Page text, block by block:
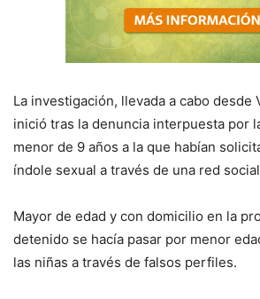
La investigación, llevada a cabo desde
inició tras la denuncia interpuesta por
menor de 9 años a la que habían
índole sexual a través de una red
Mayor de edad y con domicilio en la
detenido se hacía pasar por menor
las niñas a través de falsos perfiles.